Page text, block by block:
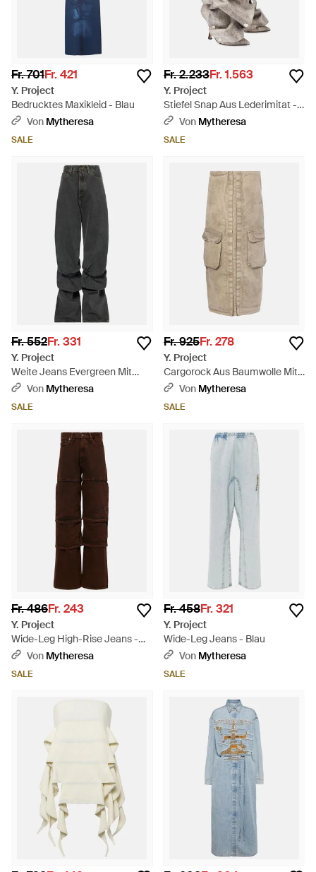
Fr. 701Fr. 421
Y. Project
Bedrucktes Maxikleid - Blau
Von Mytheresa
SALE
Fr. 2.233Fr. 1.563
Y. Project
Stiefel Snap Aus Lederimitat -
GrauVon Mytheresa
SALE
Fr. 552Fr. 331
Y. Project
Weite Jeans Evergreen Mit
Umschlag - Grau
Von Mytheresa
SALE
Fr. 925Fr. 278
Y. Project
Cargorock Aus Baumwolle Mit
Klettverschluss - Natur
Von Mytheresa
SALE
Fr. 486Fr. 243
Y. Project
Wide-Leg High-Rise Jeans -
Braun
Von Mytheresa
SALE
Fr. 458Fr. 321
Y. Project
Wide-Leg Jeans - Blau
Von Mytheresa
SALE